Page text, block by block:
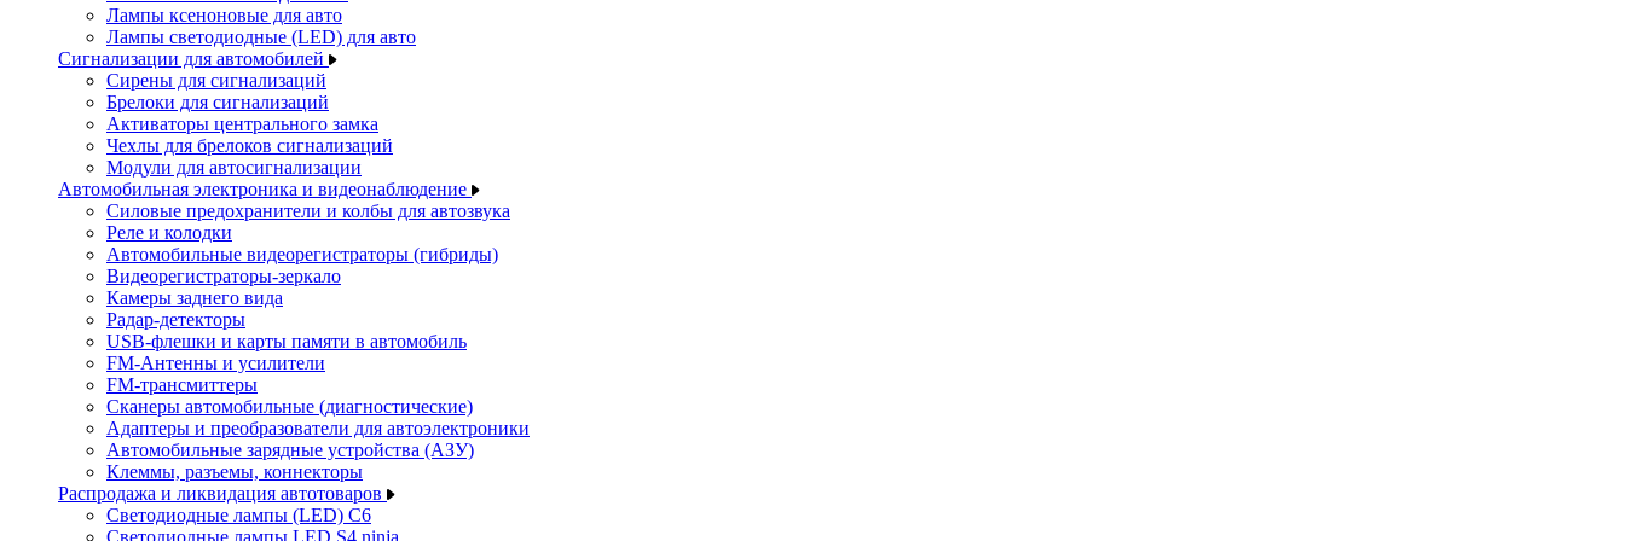
Лампы ксеноновые для авто
Лампы светодиодные (LED) для авто
Сигнализации для автомобилей
Сирены для сигнализаций
Брелоки для сигнализаций
Активаторы центрального замка
Чехлы для брелоков сигнализаций
Модули для автосигнализации
Автомобильная электроника и видеонаблюдение
Силовые предохранители и колбы для автозвука
Реле и колодки
Автомобильные видеорегистраторы (гибриды)
Видеорегистраторы-зеркало
Камеры заднего вида
Радар-детекторы
USB-флешки и карты памяти в автомобиль
FM-Антенны и усилители
FM-трансмиттеры
Сканеры автомобильные (диагностические)
Адаптеры и преобразователи для автоэлектроники
Автомобильные зарядные устройства (АЗУ)
Клеммы, разъемы, коннекторы
Распродажа и ликвидация автотоваров
Светодиодные лампы (LED) C6
Светодиодные лампы LED S4 ninja